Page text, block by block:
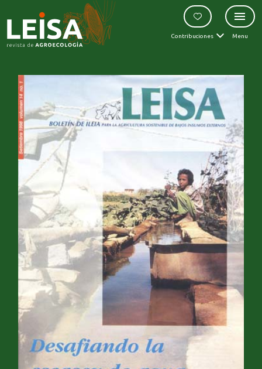
Contribuciones Menu